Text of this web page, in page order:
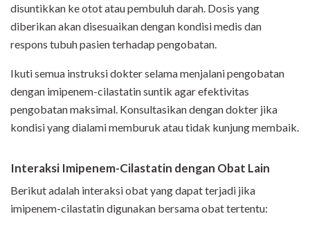
disuntikkan ke otot atau pembuluh darah. Dosis yang
diberikan akan disesuaikan dengan kondisi medis dan
respons tubuh pasien terhadap pengobatan.
Ikuti semua instruksi dokter selama menjalani pengobatan
dengan imipenem-cilastatin suntik agar efektivitas
pengobatan maksimal. Konsultasikan dengan dokter jika
kondisi yang dialami memburuk atau tidak kunjung membaik.
Interaksi Imipenem-Cilastatin dengan Obat Lain
Berikut adalah interaksi obat yang dapat terjadi jika
imipenem-cilastatin digunakan bersama obat tertentu: